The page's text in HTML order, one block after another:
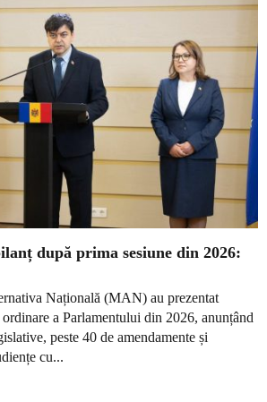
după prima sesiune din 2026:
Națională (MAN) au prezentat
a Parlamentului din 2026, anunțând
peste 40 de amendamente și
cu...